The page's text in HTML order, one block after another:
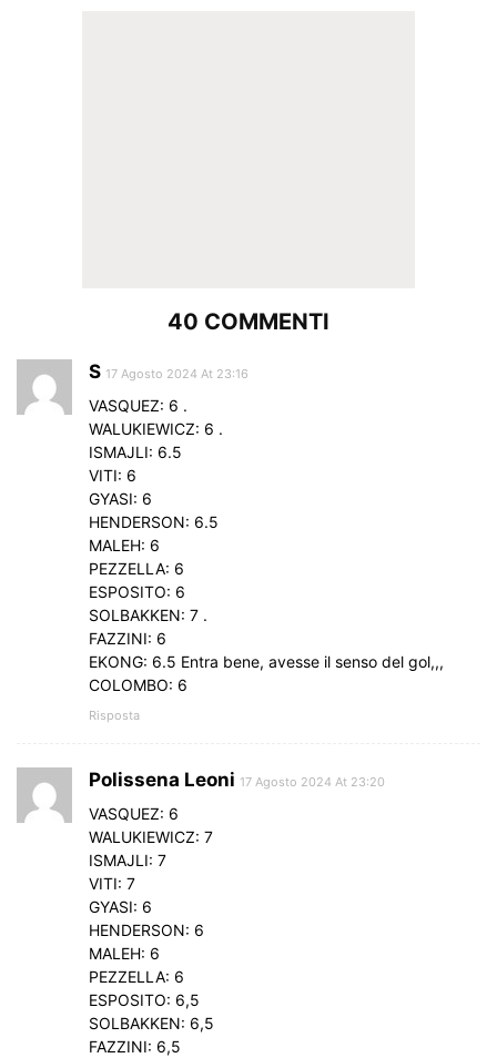
40 COMMENTI
S 17 Agosto 2024 At 23:16
VASQUEZ: 6 .
WALUKIEWICZ: 6 .
ISMAJLI: 6.5
VITI: 6
GYASI: 6
HENDERSON: 6.5
MALEH: 6
PEZZELLA: 6
ESPOSITO: 6
SOLBAKKEN: 7 .
FAZZINI: 6
EKONG: 6.5 Entra bene, avesse il senso del gol,,,
COLOMBO: 6
Risposta
Polissena Leoni 17 Agosto 2024 At 23:20
VASQUEZ: 6
WALUKIEWICZ: 7
ISMAJLI: 7
VITI: 7
GYASI: 6
HENDERSON: 6
MALEH: 6
PEZZELLA: 6
ESPOSITO: 6,5
SOLBAKKEN: 6,5
FAZZINI: 6,5